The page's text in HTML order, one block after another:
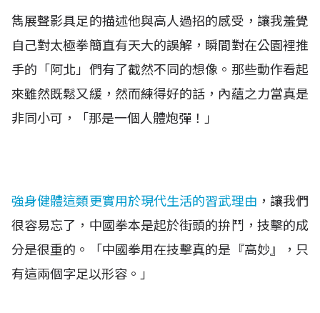
雋展聲影具足的描述他與高人過招的感受，讓我羞覺
自己對太極拳簡直有天大的誤解，瞬間對在公園裡推
手的「阿北」們有了截然不同的想像。那些動作看起
來雖然既鬆又緩，然而練得好的話，內蘊之力當真是
非同小可，「那是一個人體炮彈！」
強身健體這類更實用於現代生活的習武理由 ，讓我們
很容易忘了，中國拳本是起於街頭的拚鬥，技擊的成
分是很重的。「中國拳用在技擊真的是『高妙』，只
有這兩個字足以形容。」